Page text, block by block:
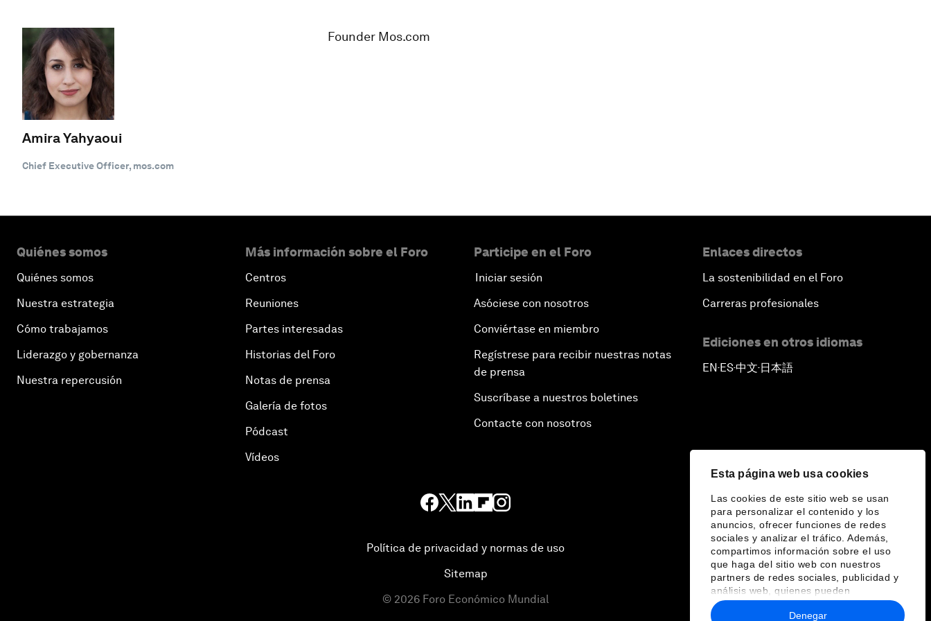
Esta página web usa cookies
Las cookies de este sitio web se usan
para personalizar el contenido y los
anuncios, ofrecer funciones de redes
sociales y analizar el tráfico. Además,
compartimos información sobre el uso
que haga del sitio web con nuestros
partners de redes sociales, publicidad y
análisis web, quienes pueden
combinarla con otra información que les
haya proporcionado o que hayan
Denegar
Amira Yahyaoui
Chief Executive Officer, mos.com
Founder Mos.com
Quiénes somos
Quiénes somos
Nuestra estrategia
Cómo trabajamos
Liderazgo y gobernanza
Nuestra repercusión
Más información sobre el Foro
Centros
Reuniones
Partes interesadas
Historias del Foro
Notas de prensa
Galería de fotos
Pódcast
Vídeos
Participe en el Foro
Iniciar sesión
Asóciese con nosotros
Conviértase en miembro
Regístrese para recibir nuestras notas
de prensa
Suscríbase a nuestros boletines
Contacte con nosotros
Enlaces directos
La sostenibilidad en el Foro
Carreras profesionales
Ediciones en otros idiomas
EN▪ES▪中文▪ 日本語
Política de privacidad y normas de uso
Sitemap
© 2026 Foro Económico Mundial